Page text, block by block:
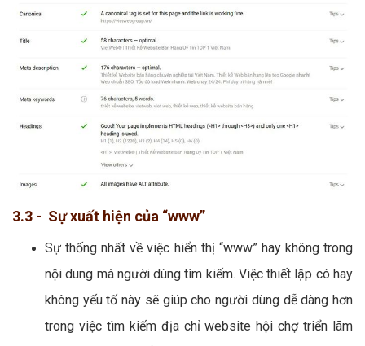
3.3 - Sự xuất hiện của “www”
Sự thống nhất về việc hiển thị “www” hay không trong
nội dung mà người dùng tìm kiếm. Việc thiết lập có hay
không yếu tố này sẽ giúp cho người dùng dễ dàng hơn
trong việc tìm kiếm địa chỉ website hội chợ triển lãm